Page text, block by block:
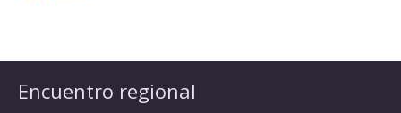
Encuentro regional